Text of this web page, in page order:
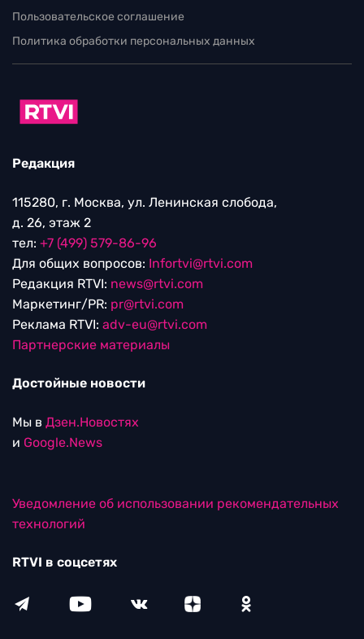
Пользовательское соглашение
Политика обработки персональных данных
Редакция
115280, г. Москва, ул. Ленинская слобода,
д. 26, этаж 2
тел: +7 (499) 579-86-96
Для общих вопросов: Infortvi@rtvi.com
Редакция RTVI: news@rtvi.com
Маркетинг/PR: pr@rtvi.com
Реклама RTVI: adv-eu@rtvi.com
Партнерские материалы
Достойные новости
Мы в Дзен.Новостях
и Google.News
Уведомление об использовании рекомендательных
технологий
RTVI в соцсетях